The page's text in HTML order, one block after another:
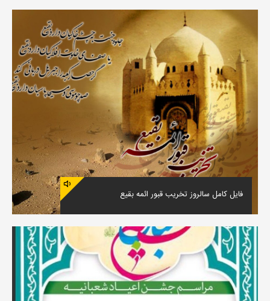
فایل کامل سالروز تخریب قبور ائمه بقیع